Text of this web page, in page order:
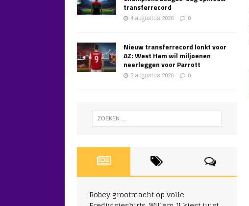
transferrecord
4 augustus 2026 0
Nieuw transferrecord lonkt voor
AZ: West Ham wil miljoenen
neerleggen voor Parrott
3 augustus 2026 0
Robey grootmacht op volle